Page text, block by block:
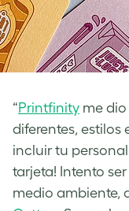
“Printfinity me
diferentes, estilos
incluir tu
tarjeta! Intento
medio ambiente,